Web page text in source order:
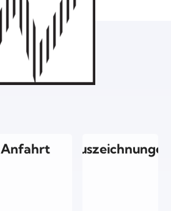
Anfahrt Auszeichnungen